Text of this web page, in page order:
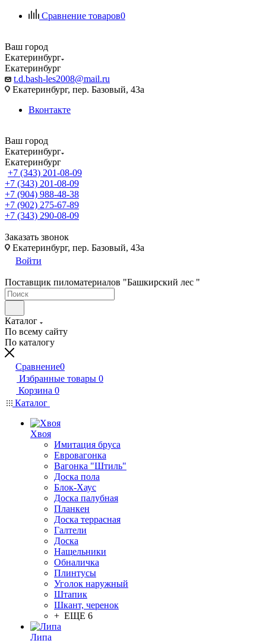
Сравнение товаров0
Ваш город
Екатеринбург
Екатеринбург
t.d.bash-les2008@mail.ru
Екатеринбург, пер. Базовый, 43а
Вконтакте
Ваш город
Екатеринбург
Екатеринбург
+7 (343) 201-08-09
+7 (343) 201-08-09
+7 (904) 988-48-38
+7 (902) 275-67-89
+7 (343) 290-08-09
Заказать звонок
Екатеринбург, пер. Базовый, 43а
Войти
Поставщик пиломатериалов "Башкирский лес "
Каталог
По всему сайту
По каталогу
Сравнение0
Избранные товары 0
Корзина 0
Каталог
Хвоя
Имитация бруса
Евровагонка
Вагонка "Штиль"
Доска пола
Блок-Хаус
Доска палубная
Планкен
Доска террасная
Галтели
Доска
Нащельники
Обналичка
Плинтусы
Уголок наружный
Штапик
Шкант, черенок
+ ЕЩЕ 6
Липа